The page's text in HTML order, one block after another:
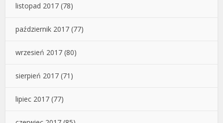
listopad 2017 (78)
październik 2017 (77)
wrzesień 2017 (80)
sierpień 2017 (71)
lipiec 2017 (77)